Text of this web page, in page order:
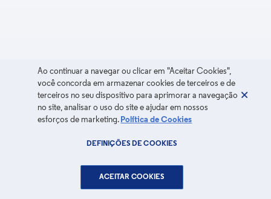
Ao continuar a navegar ou clicar em "Aceitar Cookies",
você concorda em armazenar cookies de terceiros e de
terceiros no seu dispositivo para aprimorar a navegação
no site, analisar o uso do site e ajudar em nossos
esforços de marketing. Política de Cookies
DEFINIÇÕES DE COOKIES
ACEITAR COOKIES